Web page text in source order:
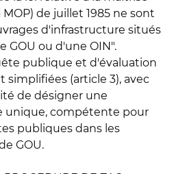
de juillet 1985 ne sont
d'infrastructure situés
GOU ou d'une OIN".
publique et d'évaluation
simplifiées (article 3), avec
de désigner une
unique, compétente pour
publiques dans les
GOU.